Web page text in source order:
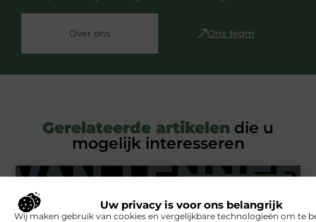
Uw privacy is voor ons belangrijk
Wij maken gebruik van cookies en vergelijkbare technologieën om te
Over ons Ons team
Gerelateerde artikelen die u
mogelijk interesseren